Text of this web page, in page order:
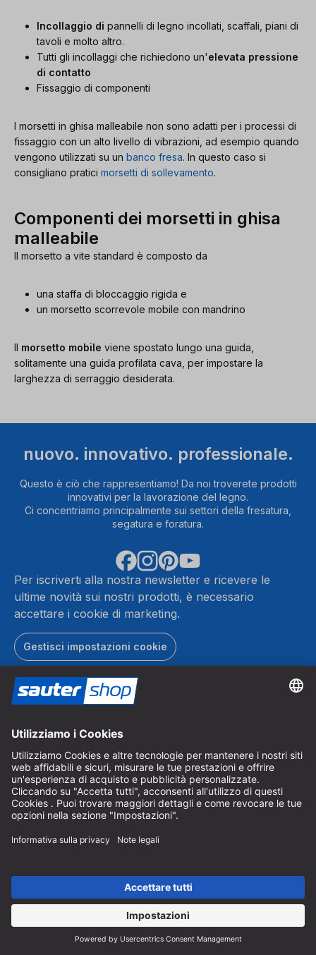
Incollaggio di pannelli di legno incollati, scaffali, piani di
tavoli e molto altro.
Tutti gli incollaggi che richiedono un'elevata pressione
di contatto
Fissaggio di componenti
I morsetti in ghisa malleabile non sono adatti per i processi di
fissaggio con un alto livello di vibrazioni, ad esempio quando
vengono utilizzati su un banco fresa. In questo caso si
consigliano pratici morsetti di sollevamento.
Componenti dei morsetti in ghisa
malleabile
Il morsetto a vite standard è composto da
una staffa di bloccaggio rigida e
un morsetto scorrevole mobile con mandrino
Il morsetto mobile viene spostato lungo una guida,
solitamente una guida profilata cava, per impostare la
larghezza di serraggio desiderata.
nuovo. innovativo. professionale.
Questo è ciò che rappresentiamo! Da noi troverete prodotti
innovativi per la lavorazione del legno.
Ci concentriamo principalmente sui settori della fresatura,
segatura e foratura.
Per iscriverti alla nostra newsletter e ricevere le
ultime novità sui nostri prodotti, è necessario
accettare i cookie di marketing.
Gestisci impostazioni cookie
Regalate una gioia ai vostri cari con il buono regalo
sautershop.
Ordina buono regalo
Ordinate gratuitamente il catalogo sautershop e scoprite la
nostra gamma completa.